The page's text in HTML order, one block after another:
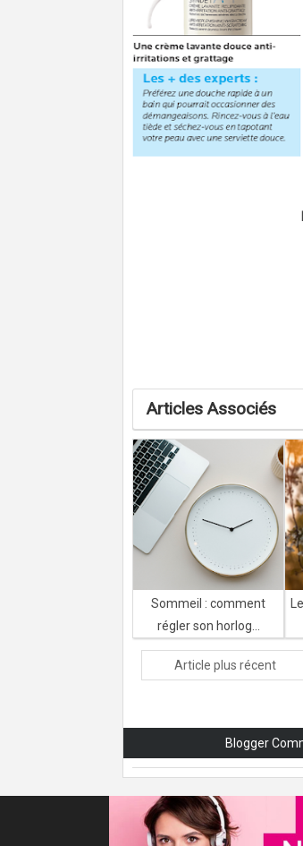
Articles Associés
Sommeil : comment
régler son horlog...
Article plus récent
Blogger